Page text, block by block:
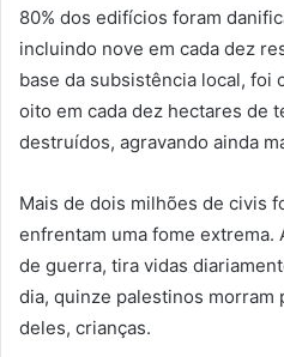
80% dos edifícios foram
incluindo nove em cada dez
base da subsistência local, foi
oito em cada dez hectares de
destruídos, agravando ainda
Mais de dois milhões de civis
enfrentam uma fome extrema.
de guerra, tira vidas
dia, quinze palestinos
deles, crianças.